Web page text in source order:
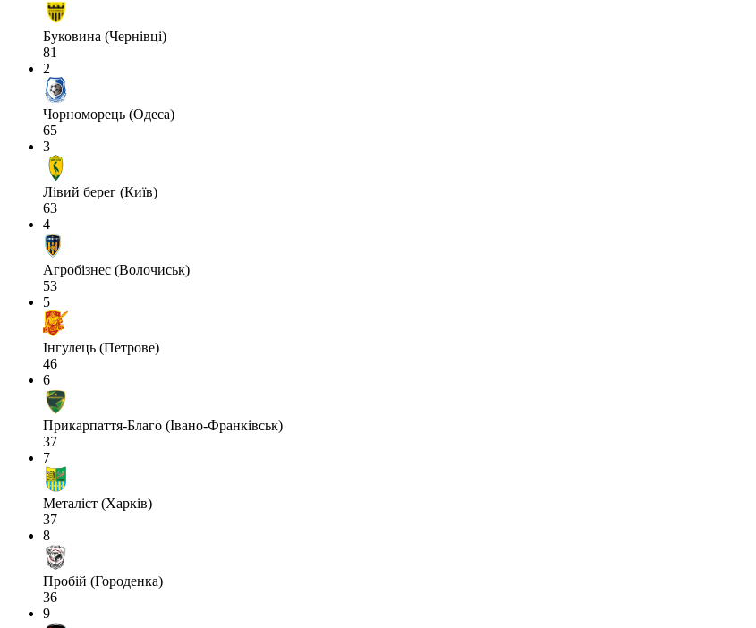
Буковина (Чернівці)
81
2
Чорноморець (Одеса)
65
3
Лівий берег (Київ)
63
4
Агробізнес (Волочиськ)
53
5
Інгулець (Петрове)
46
6
Прикарпаття-Благо (Івано-Франківськ)
37
7
Металіст (Харків)
37
8
Пробій (Городенка)
36
9